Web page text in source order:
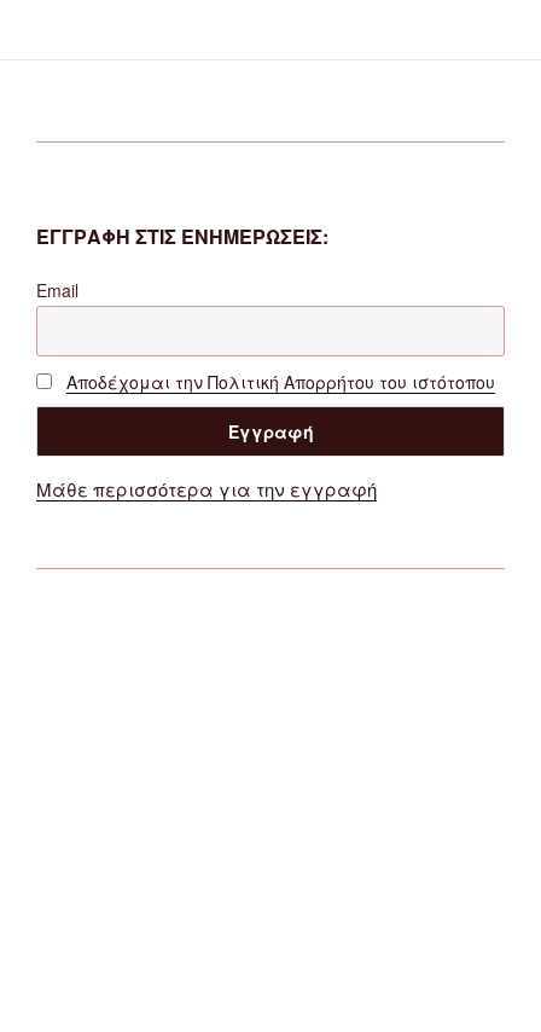
ΕΓΓΡΑΦΗ ΣΤΙΣ ΕΝΗΜΕΡΩΣΕΙΣ:
Email
Αποδέχομαι την Πολιτική Απορρήτου του ιστότοπου
Μάθε περισσότερα για την εγγραφή